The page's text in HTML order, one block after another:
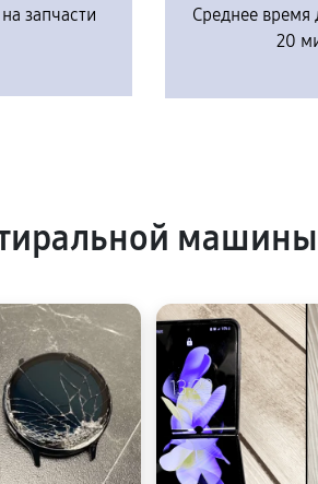
запчасти
Среднее время
20
машины